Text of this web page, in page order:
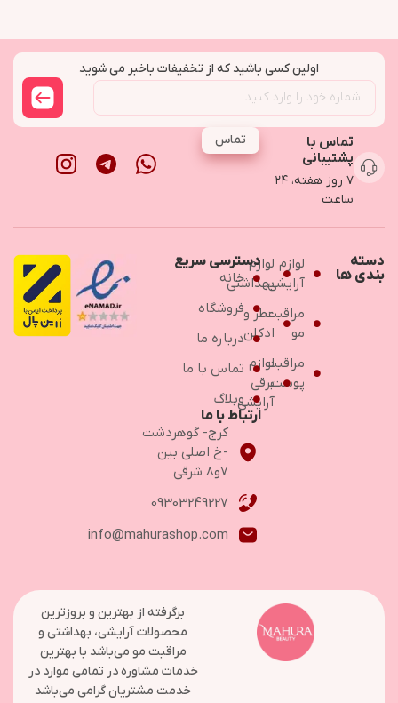
اولین کسی باشید که از تخفیفات باخبر می شوید
تماس با
پشتیبانی
۷ روز هفته، ۲۴
ساعت
تماس
دسته
بندی ها
لوازم
آرایشی
مراقبت
مو
مراقبت
پوست
لوازم
بهداشتی
عطر و
ادکلن
لوازم
برقی
آرایشی
دسترسی سریع
خانه
فروشگاه
درباره ما
تماس با ما
وبلاگ
ارتباط با ما
کرج- گوهردشت
-خ اصلی بین
۷و۸ شرقی
09303249227
info@mahurashop.com
برگرفته از بهترین و بروزترین
محصولات آرایشی، بهداشتی و
مراقبت مو می‌باشد با بهترین
خدمات مشاوره در تمامی موارد در
خدمت مشتریان گرامی می‌باشد